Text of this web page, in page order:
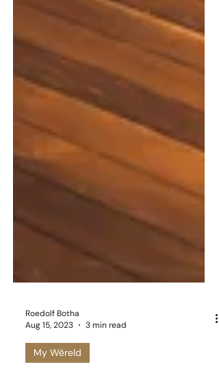
Roedolf Botha
Aug 15, 2023
3 min read